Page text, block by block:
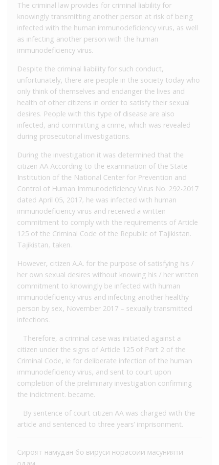
The criminal law provides for criminal liability for
knowingly transmitting another person at risk of being
infected with the human immunodeficiency virus, as well
as infecting another person with the human
immunodeficiency virus.
Despite the criminal liability for such conduct,
unfortunately, there are people in the society today who
only think of themselves and endanger the lives and
health of other citizens in order to satisfy their sexual
desires. People with this type of disease are also
infected, and committing a crime, which was revealed
during prosecutorial investigations.
During the investigation it was determined that the
citizen AA According to the examination of the State
Institution of the National Center for Prevention and
Control of Human Immunodeficiency Virus No. 292-2017
dated April 05, 2017, he was infected with human
immunodeficiency virus and received a written
commitment to comply with the requirements of Article
125 of the Criminal Code of the Republic of Tajikistan.
Tajikistan, taken.
However, citizen A.A. for the purpose of satisfying his /
her own sexual desires without knowing his / her written
commitment to knowingly be infected with human
immunodeficiency virus and infecting another healthy
person by sex, November 2017 – sexually transmitted
infections.
Therefore, a criminal case was initiated against a
citizen under the signs of Article 125 of Part 2 of the
Criminal Code, ie for deliberate infection of the human
immunodeficiency virus, and sent to court upon
completion of the preliminary investigation confirming
the indictment. became.
By sentence of court citizen AA was charged with the
article and sentenced to three years’ imprisonment.
Сироят намудан бо вируси норасоии масунияти